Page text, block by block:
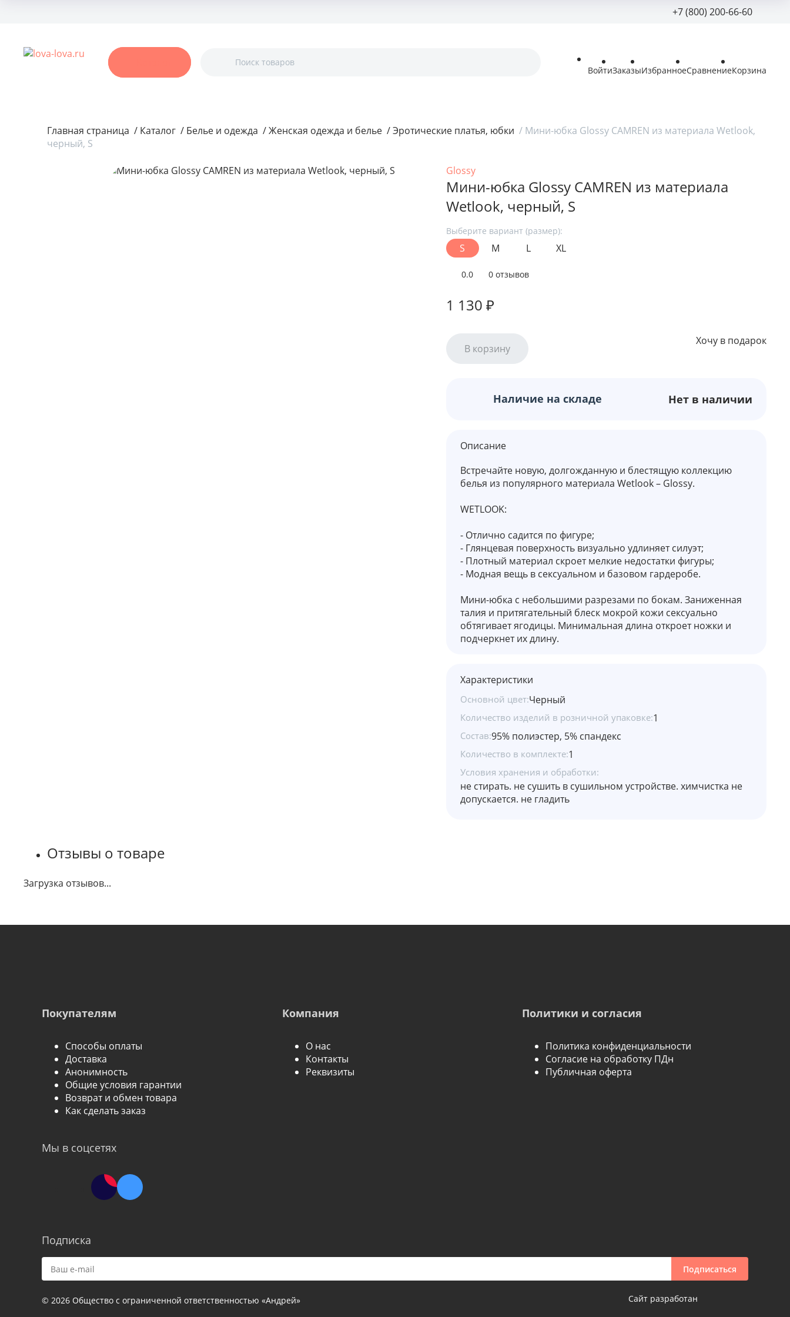
+7 (800) 200-66-60
shop@lova-lova.ru
Победы 27А
ВойтиЗаказыИзбранноеСравнениеКорзина
Главная страница / Каталог / Белье и одежда /Женская одежда и белье /Эротические платья, юбки / Мини-юбка Glossy CAMREN из материала Wetlook,
черный, S
Glossy
Мини-юбка Glossy CAMREN из материала
Wetlook, черный, S
Выберите вариант (размер):
S M L XL
0.0 0 отзывов
1 130 ₽
В корзину
Хочу в подарок
Наличие на складе Нет в наличии
Описание
Встречайте новую, долгожданную и блестящую коллекцию
белья из популярного материала Wetlook – Glossy.
WETLOOK:
- Отлично садится по фигуре;
- Глянцевая поверхность визуально удлиняет силуэт;
- Плотный материал скроет мелкие недостатки фигуры;
- Модная вещь в сексуальном и базовом гардеробе.
Мини-юбка с небольшими разрезами по бокам. Заниженная
талия и притягательный блеск мокрой кожи сексуально
обтягивает ягодицы. Минимальная длина откроет ножки и
подчеркнет их длину.
Характеристики
Основной цвет:Черный
Количество изделий в розничной упаковке:1
Состав:95% полиэстер, 5% спандекс
Количество в комплекте:1
Условия хранения и обработки:
не стирать. не сушить в сушильном устройстве. химчистка не
допускается. не гладить
Отзывы о товаре
Загрузка отзывов...
Покупателям
Способы оплаты
Доставка
Анонимность
Общие условия гарантии
Возврат и обмен товара
Как сделать заказ
Компания
О нас
Контакты
Реквизиты
Политики и согласия
Политика конфиденциальности
Согласие на обработку ПДн
Публичная оферта
Мы в соцсетях
Подписка
Подписаться
© 2026 Общество с ограниченной ответственностью «Андрей» Сайт разработан